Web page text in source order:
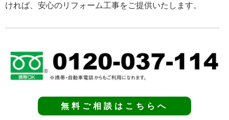
ければ、安心のリフォーム工事をご提供いたします。
無料ご相談はこちらへ